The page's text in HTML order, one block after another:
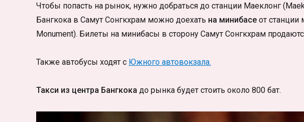
Чтобы попасть на рынок, нужно добраться до станции Маеклонг
Бангкока в Самут Сонгкхрам можно доехать на минибасе от
Monument). Билеты на минибасы в сторону Самут Сонгкхрам
Также автобусы ходят с Южного автовокзала.
Такси из центра Бангкока до рынка будет стоить около 800 бат.